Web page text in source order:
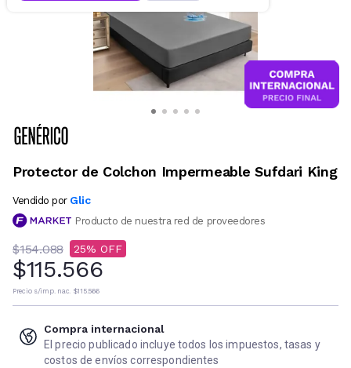
Protector de Colchon Impermeable Sufdari King
Vendido por Glic
Producto de nuestra red de proveedores
$154.088 25
$115.566
Precio s/imp. nac. $115.566
Compra internacional
El precio publicado incluye todos los impuestos, tasas y
costos de envíos correspondientes